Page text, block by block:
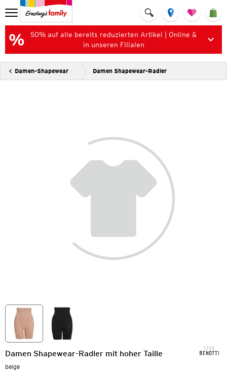
50% auf alle bereits reduzierten Artikel | Online &
in unseren Filialen
Damen-Shapewear Damen Shapewear-Radler
Damen Shapewear-Radler mit hoher Taille
beige